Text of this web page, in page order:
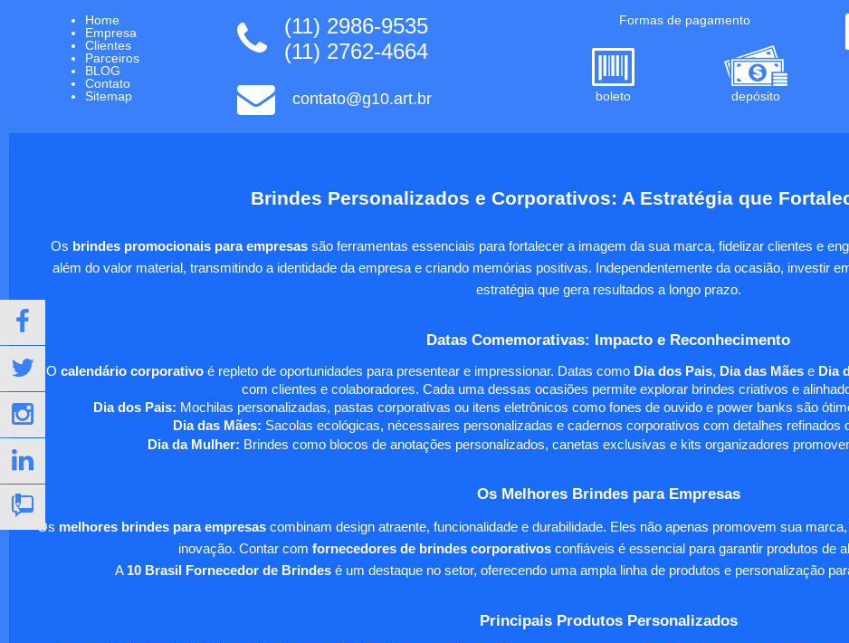
Home
Empresa
Clientes
Parceiros
BLOG
Contato
Sitemap
(11) 2986-9535
(11) 2762-4664
contato@g10.art.br
Formas de pagamento
boleto depósito
Brindes Personalizados e Corporativos: A Estratégia que
Os brindes promocionais para empresassão ferramentas essenciais para fortalecer a imagem da sua marca, fidelizar clientes e
além do valor material, transmitindo a identidade da empresa e criando memórias positivas. Independentemente da ocasião, investir
estratégia que gera resultados a longo prazo.
Datas Comemorativas: Impacto e Reconhecimento
O calendário corporativo é repleto de oportunidades para presentear e impressionar. Datas como Dia dos Pais, Dia das Mães e Dia
com clientes e colaboradores. Cada uma dessas ocasiões permite explorar brindes criativos e
Dia dos Pais: Mochilas personalizadas, pastas corporativas ou itens eletrônicos como fones de ouvido e power banks são
Dia das Mães: Sacolas ecológicas, nécessaires personalizadas e cadernos corporativos com detalhes refinados
Dia da Mulher: Brindes como blocos de anotações personalizados, canetas exclusivas e kits organizadores
Os Melhores Brindes para Empresas
Os melhores brindes para empresascombinam design atraente, funcionalidade e durabilidade. Eles não apenas promovem sua
inovação. Contar com fornecedores de brindes corporativos confiáveis é essencial para garantir produtos de
A 10 Brasil Fornecedor de Brindesé um destaque no setor, oferecendo uma ampla linha de produtos e personalização
Principais Produtos Personalizados